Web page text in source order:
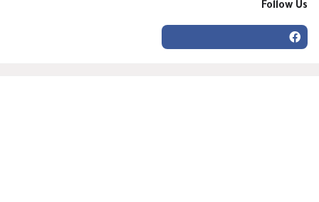
Follow Us